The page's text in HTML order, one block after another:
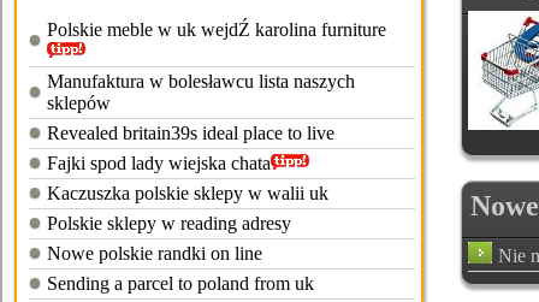
Polskie meble w uk wejdŹ karolina furniture
Manufaktura w bolesławcu lista naszych
sklepów
Revealed britain39s ideal place to live
Fajki spod lady wiejska chata
Kaczuszka polskie sklepy w walii uk
Polskie sklepy w reading adresy
Nowe polskie randki on line
Sending a parcel to poland from uk
Nie